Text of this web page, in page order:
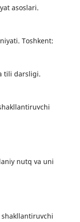
asoslari.
Toshkent:
tili darsligi.
nutq va uni